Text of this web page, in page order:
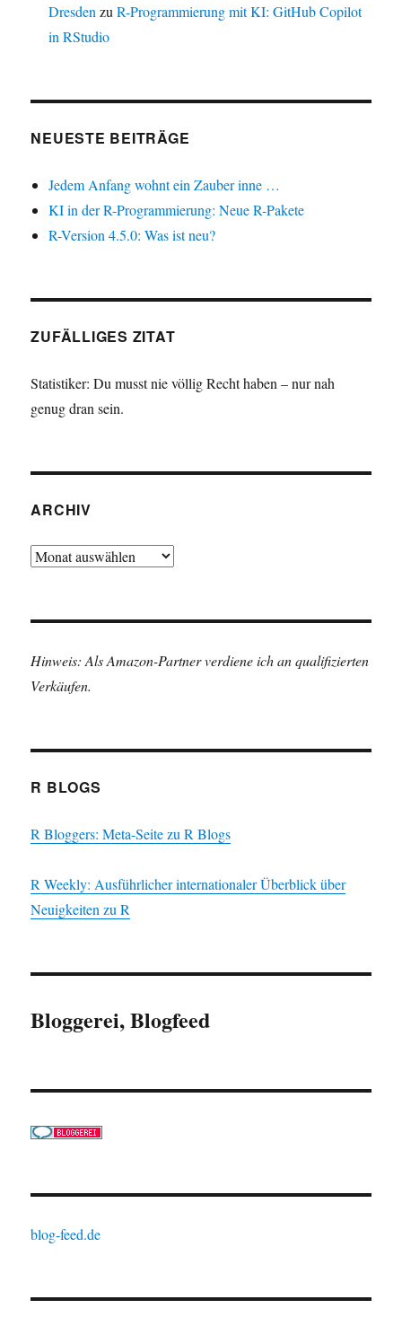
Dresden zuR-Programmierung mit KI: GitHub Copilot
in RStudio
NEUESTE BEITRÄGE
Jedem Anfang wohnt ein Zauber inne …
KI in der R-Programmierung: Neue R-Pakete
R-Version 4.5.0: Was ist neu?
ZUFÄLLIGES ZITAT
Statistiker: Du musst nie völlig Recht haben – nur nah
genug dran sein.
ARCHIV
Archiv
Hinweis: Als Amazon-Partner verdiene ich an qualifizierten
Verkäufen.
R BLOGS
R Bloggers: Meta-Seite zu R Blogs
R Weekly: Ausführlicher internationaler Überblick über
Neuigkeiten zu R
Bloggerei, Blogfeed
blog-feed.de